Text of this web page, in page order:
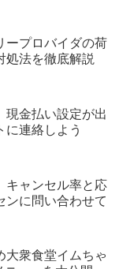
ープロバイダの荷
処法を徹底解説
現金払い設定が出
に連絡しよう
キャンセル率と応
ンに問い合わせて
大衆食堂イムちゃ